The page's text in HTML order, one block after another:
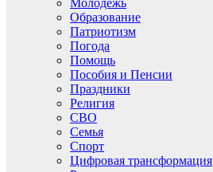
Молодежь
Образование
Патриотизм
Погода
Помощь
Пособия и Пенсии
Праздники
Религия
СВО
Семья
Спорт
Цифровая трансформация